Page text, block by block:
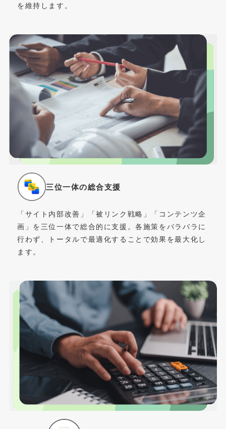
を維持します。
三位一体の総合支援
「サイト内部改善」「被リンク戦略」「コンテンツ企
画」を三位一体で総合的に支援。各施策をバラバラに
行わず、トータルで最適化することで効果を最大化し
ます。